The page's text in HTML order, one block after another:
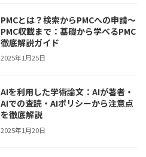
PMCとは？検索からPMCへの申請～
PMC収載まで：基礎から学べるPMC
徹底解説ガイド
2025年1月25日
AIを利用した学術論文：AIが著者・
AIでの査読・AIポリシーから注意点
を徹底解説
2025年1月20日